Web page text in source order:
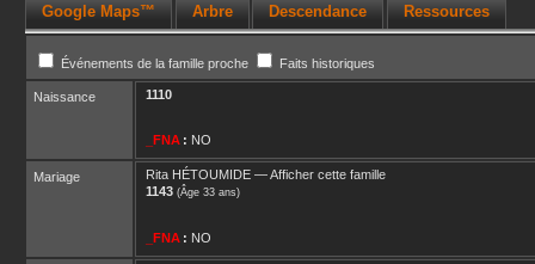
Google Maps™ Arbre Descendance Ressources
Événements de la famille proche Faits historiques
Naissance 1110
_FNA : NO
Mariage Rita HÉTOUMIDE —Afficher cette famille
1143 (Âge 33 ans)
_FNA : NO